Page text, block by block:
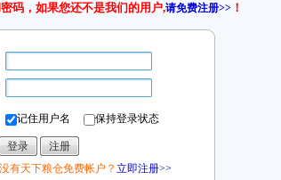
码，如果您还不是我们的用户,请免费注册>> ！
记住用户名 保持登录状态
有天下粮仓免费帐户？ 立即注册>>